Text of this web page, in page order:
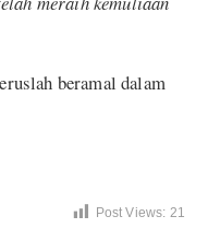
beramal dalam
Post Views: 21